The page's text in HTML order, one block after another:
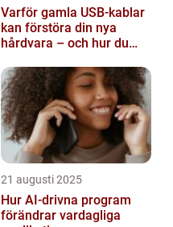
Varför gamla USB-kablar
kan förstöra din nya
hårdvara – och hur du
21 augusti 2025
Hur AI-drivna program
förändrar vardagliga